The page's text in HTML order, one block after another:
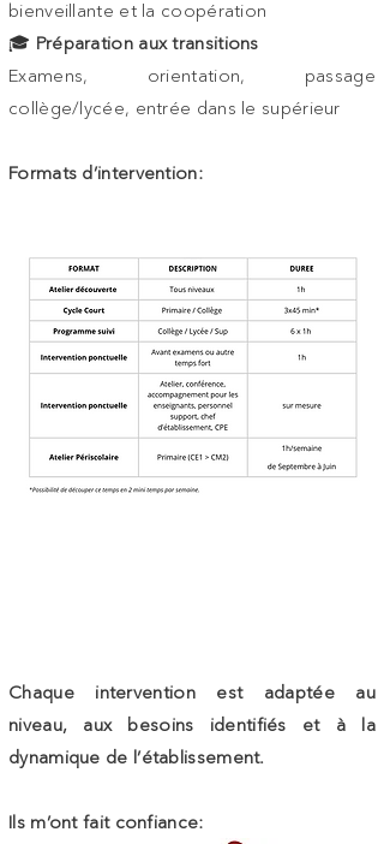
bienveillante et la coopération
🎓 Préparation aux transitions
Examens, orientation, passage
collège/lycée, entrée dans le supérieur
Formats d’intervention:
​Chaque intervention est adaptée au
niveau, aux besoins identifiés et à la
dynamique de l’établissement.
Ils m’ont fait confiance: